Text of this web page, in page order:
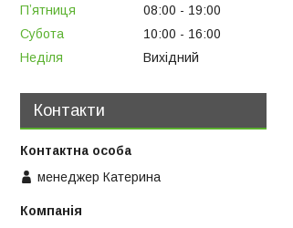
Пʼятниця
08:00
19:00
Субота
10:00
16:00
Неділя
Вихідний
Контакти
менеджер Катерина